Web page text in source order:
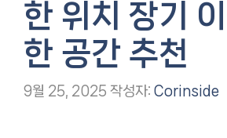
한 위치 장기
한 공간 추천
9월 25, 2025 작성자: Corinside